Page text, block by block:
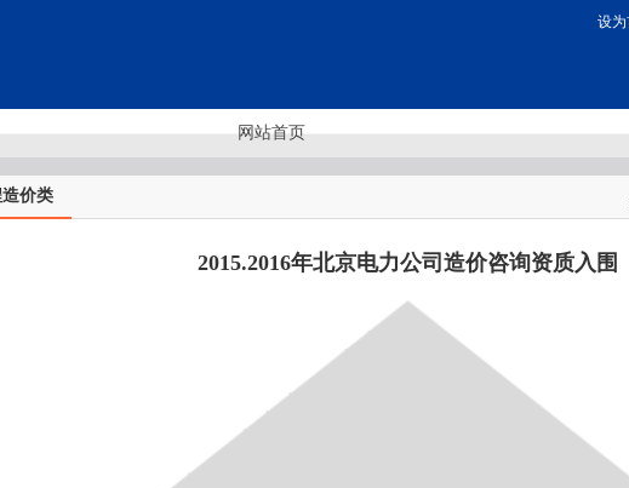
设
网站首页
价类
2015.2016年北京电力公司造价咨询资质入围